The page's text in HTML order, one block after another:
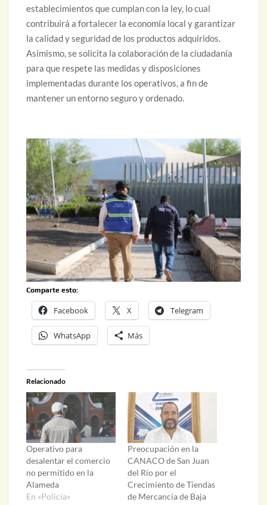
establecimientos que cumplan con la ley, lo cual
contribuirá a fortalecer la economía local y garantizar
la calidad y seguridad de los productos adquiridos.
Asimismo, se solicita la colaboración de la ciudadanía
para que respete las medidas y disposiciones
implementadas durante los operativos, a fin de
mantener un entorno seguro y ordenado.
Comparte esto:
Facebook X Telegram
WhatsApp Más
Relacionado
Operativo para
desalentar el comercio
no permitido en la
Alameda
En «Policía»
Preocupación en la
CANACO de San Juan
del Río por el
Crecimiento de Tiendas
de Mercancía de Baja